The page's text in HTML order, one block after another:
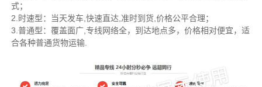
式；
2.时速型：当天发车,快速直达,准时到货,价格公平合理；
3.普通型：覆盖面广,专线网络全，到达地点多，价格相对便宜，适
合各种普通货物运输.